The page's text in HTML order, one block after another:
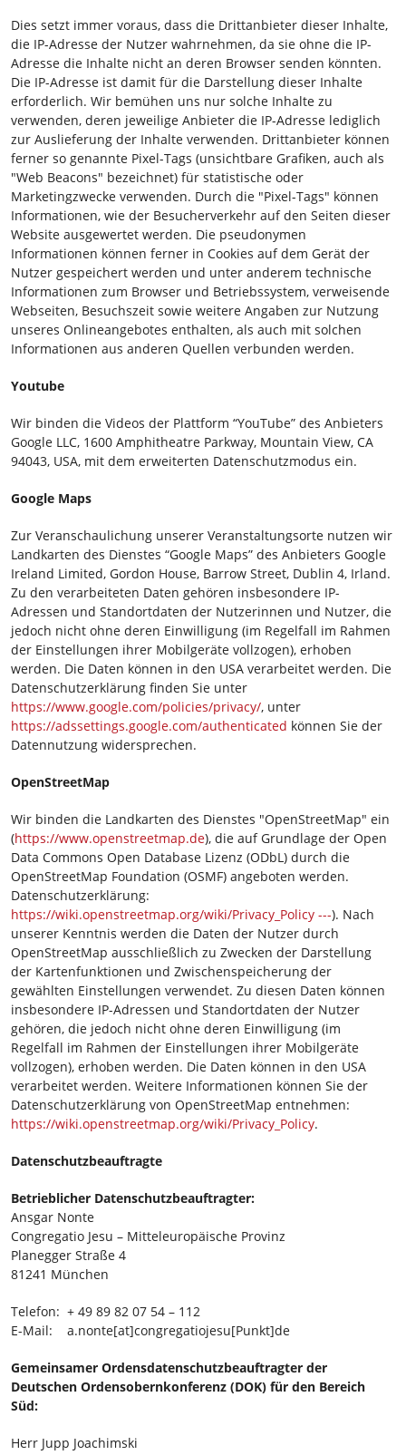
Dies setzt immer voraus, dass die Drittanbieter dieser Inhalte,
die IP-Adresse der Nutzer wahrnehmen, da sie ohne die IP-
Adresse die Inhalte nicht an deren Browser senden könnten.
Die IP-Adresse ist damit für die Darstellung dieser Inhalte
erforderlich. Wir bemühen uns nur solche Inhalte zu
verwenden, deren jeweilige Anbieter die IP-Adresse lediglich
zur Auslieferung der Inhalte verwenden. Drittanbieter können
ferner so genannte Pixel-Tags (unsichtbare Grafiken, auch als
"Web Beacons" bezeichnet) für statistische oder
Marketingzwecke verwenden. Durch die "Pixel-Tags" können
Informationen, wie der Besucherverkehr auf den Seiten dieser
Website ausgewertet werden. Die pseudonymen
Informationen können ferner in Cookies auf dem Gerät der
Nutzer gespeichert werden und unter anderem technische
Informationen zum Browser und Betriebssystem, verweisende
Webseiten, Besuchszeit sowie weitere Angaben zur Nutzung
unseres Onlineangebotes enthalten, als auch mit solchen
Informationen aus anderen Quellen verbunden werden.
Youtube
Wir binden die Videos der Plattform “YouTube” des Anbieters
Google LLC, 1600 Amphitheatre Parkway, Mountain View, CA
94043, USA, mit dem erweiterten Datenschutzmodus ein.
Google Maps
Zur Veranschaulichung unserer Veranstaltungsorte nutzen wir
Landkarten des Dienstes “Google Maps” des Anbieters Google
Ireland Limited, Gordon House, Barrow Street, Dublin 4, Irland.
Zu den verarbeiteten Daten gehören insbesondere IP-
Adressen und Standortdaten der Nutzerinnen und Nutzer, die
jedoch nicht ohne deren Einwilligung (im Regelfall im Rahmen
der Einstellungen ihrer Mobilgeräte vollzogen), erhoben
werden. Die Daten können in den USA verarbeitet werden. Die
Datenschutzerklärung finden Sie unter
https://www.google.com/policies/privacy/, unter
https://adssettings.google.com/authenticated können Sie der
Datennutzung widersprechen.
OpenStreetMap
Wir binden die Landkarten des Dienstes "OpenStreetMap" ein
(https://www.openstreetmap.de), die auf Grundlage der Open
Data Commons Open Database Lizenz (ODbL) durch die
OpenStreetMap Foundation (OSMF) angeboten werden.
Datenschutzerklärung:
https://wiki.openstreetmap.org/wiki/Privacy_Policy ---). Nach
unserer Kenntnis werden die Daten der Nutzer durch
OpenStreetMap ausschließlich zu Zwecken der Darstellung
der Kartenfunktionen und Zwischenspeicherung der
gewählten Einstellungen verwendet. Zu diesen Daten können
insbesondere IP-Adressen und Standortdaten der Nutzer
gehören, die jedoch nicht ohne deren Einwilligung (im
Regelfall im Rahmen der Einstellungen ihrer Mobilgeräte
vollzogen), erhoben werden. Die Daten können in den USA
verarbeitet werden. Weitere Informationen können Sie der
Datenschutzerklärung von OpenStreetMap entnehmen:
https://wiki.openstreetmap.org/wiki/Privacy_Policy.
Datenschutzbeauftragte
Betrieblicher Datenschutzbeauftragter:
Ansgar Nonte
Congregatio Jesu – Mitteleuropäische Provinz
Planegger Straße 4
81241 München
Telefon: + 49 89 82 07 54 – 112
E-Mail: a.nonte[at]congregatiojesu[Punkt]de
Gemeinsamer Ordensdatenschutzbeauftragter der
Deutschen Ordensobernkonferenz (DOK) für den Bereich
Süd:
Herr Jupp Joachimski